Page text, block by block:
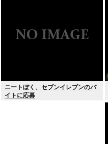
ニートぼく、セブンイレブンのバ
イトに応募